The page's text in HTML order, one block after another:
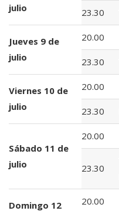
julio
23.30
Jueves 9 de
julio
20.00
23.30
Viernes 10 de
julio
20.00
23.30
Sábado 11 de
julio
20.00
23.30
Domingo 12
20.00